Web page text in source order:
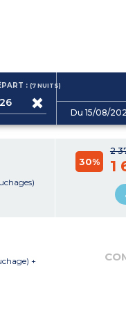
:(7NUITS)
Du 15/08/
2
30% 1
+